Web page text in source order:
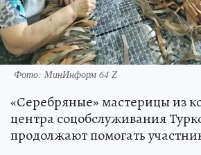
Фото: МинИнформ 64 Z
«Серебряные» мастерицы из
центра соцобслуживания
продолжают помогать